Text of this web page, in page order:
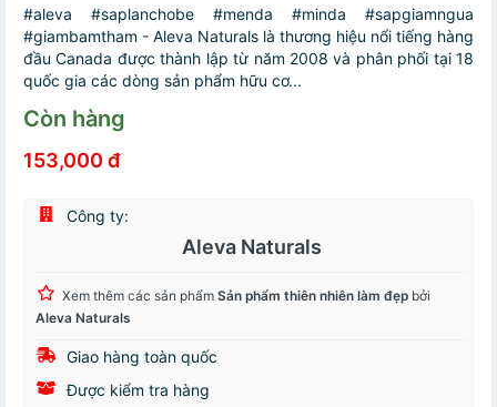
#aleva #saplanchobe #menda #minda #sapgiamngua
#giambamtham - Aleva Naturals là thương hiệu nổi tiếng hàng
đầu Canada được thành lập từ năm 2008 và phân phối tại 18
quốc gia các dòng sản phẩm hữu cơ...
Còn hàng
153,000 đ
Công ty:
Aleva Naturals
Xem thêm các sản phẩm Sản phẩm thiên nhiên làm đẹp bởi
Aleva Naturals
Giao hàng toàn quốc
Được kiểm tra hàng